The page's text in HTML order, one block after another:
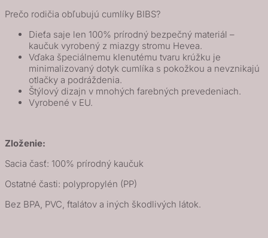
Prečo rodičia obľubujú cumlíky BIBS?
Dieťa saje len 100% prírodný bezpečný materiál –
kaučuk vyrobený z miazgy stromu Hevea.
Vďaka špeciálnemu klenutému tvaru krúžku je
minimalizovaný dotyk cumlíka s pokožkou a nevznikajú
otlačky a podráždenia.
Štýlový dizajn v mnohých farebných prevedeniach.
Vyrobené v EU.
Zloženie:
Sacia časť: 100% prírodný kaučuk
Ostatné časti: polypropylén (PP)
Bez BPA, PVC, ftalátov a iných škodlivých látok.